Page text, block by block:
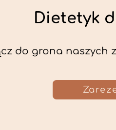
Dietetyk
do grona naszych